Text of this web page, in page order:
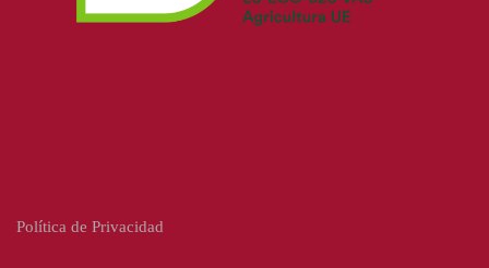
Política de Privacidad